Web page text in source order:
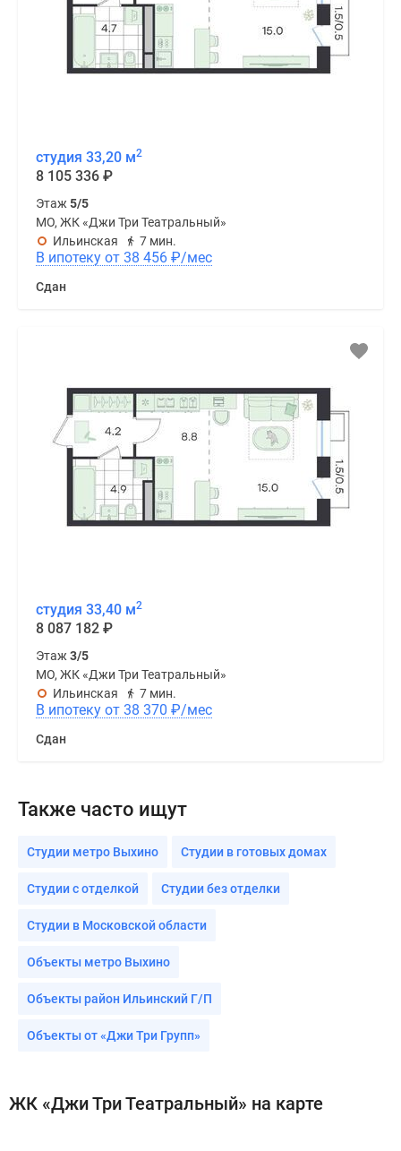
студия 33,20 м2
8 105 336 ₽
Этаж5/5
МО, ЖК «Джи Три Театральный»
Ильинская
7 мин.
В ипотеку от 38 456 ₽/мес
Сдан
студия 33,40 м2
8 087 182 ₽
Этаж3/5
МО, ЖК «Джи Три Театральный»
Ильинская
7 мин.
В ипотеку от 38 370 ₽/мес
Сдан
Также часто ищут
Студии метро Выхино Студии в готовых домах
Студии с отделкой Студии без отделки
Студии в Московской области
Объекты метро Выхино
Объекты район Ильинский Г/П
Объекты от «Джи Три Групп»
ЖК «Джи Три Театральный» на карте